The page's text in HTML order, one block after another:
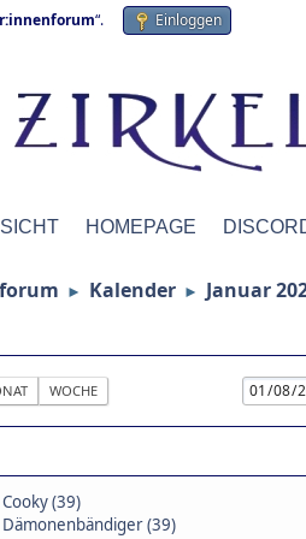
“. Einloggen
HOMEPAGE
► Kalender ► Januar
WOCHE
Cooky (39)
Dämonenbändiger (39)